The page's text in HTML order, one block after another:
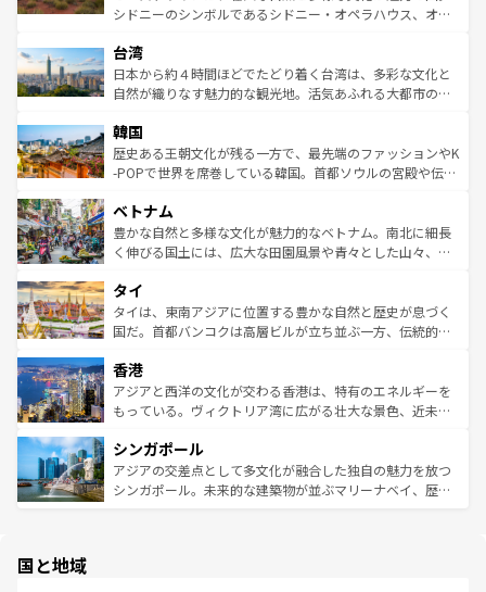
るだろう。車でのロードトリップや列車の旅も、アメリカ
情報は
文化や歴史が息づいている。「アロハスピリット」と呼ば
人々、おいしいローカルフードやハワイアンミュージッ
ク、伝統的なフラダンスなど、すべてがハワイの魅力を彩
っている。訪れるたびに新しい発見と感動が待っているハ
はコンテンツ一覧
シドニーのシンボルであるシドニー・オペラハウス、オー
リアリーフや大陸中央部にそびえるウルル（エアーズロッ
ク）、タスマニアの美しい原生林やケアンズの熱帯雨林な
ど、見どころがたくさん。また、カフェやワイン、オージ
いる。アクティビティも充実しており、サーフィンやダイ
ビング、ハイキングなど、アウトドア好きにはたまらな
い。オーストラリアの多彩な魅力を存分に味わいつくそ
参照してほしい。
台湾
日本から約４時間ほどでたどり着く台湾は、多彩な文化と
自然が織りなす魅力的な観光地。活気あふれる大都市の台
ン）、静ひつな山岳地帯である台湾東部など、都市の喧騒
と山間の静けさが共存しており、訪れる人に新しい発見と
驚きをもたらしてくれる。また、奥深い台湾の食文化も魅
容にもいいと評判のスイーツなど、バラエティ豊かな料理
が味わえる。 なお、新着の台湾情報は コンテンツ一覧を参
照してほしい。
韓国
歴史ある王朝文化が残る一方で、最先端のファッションやK
-POPで世界を席巻している韓国。首都ソウルの宮殿や伝統
き、地方に足を延ばせば四季折々の自然美を楽しむことが
できる。そして、キムチや焼肉、絶品のストリートフード
まで、さまざまな韓国料理が待っている。夜には、韓国な
リティに包まれながら、韓国の多彩な魅力を心ゆくまで味
わってみてほしい。 なお、新着の韓国情報はコンテンツ一
覧を参照してほしい。
ベトナム
豊かな自然と多様な文化が魅力的なベトナム。南北に細長
く伸びる国土には、広大な田園風景や青々とした山々、世
急速な発展と共に伝統が息づく。ハノイの古い町並みやホ
ーチミン市のフランス統治時代の建物も、独特の雰囲気を
醸し出している。また、バラエティの豊かさとおいしさで
とつ。フォーやバインミー、ベトナムコーヒーなどは、ぜ
ひ現地で味わいたい。どの地域を訪れてもあたたかい人々
が旅行者を迎えてくれるので、きっと忘れられない旅にな
参照してほしい。
タイ
タイは、東南アジアに位置する豊かな自然と歴史が息づく
国だ。首都バンコクは高層ビルが立ち並ぶ一方、伝統的な
の活気が交差している。北部ではチェンマイなどの山岳地
帯で自然と触れ合い、南部ではプーケットやクラビの美し
いビーチでリゾート気分を楽しむことができる。タイ料理
激する。気候は一年中温暖で、どの季節にも異なる楽しみ
が待っている。親しみやすいタイの人々、仏教を中心とし
た文化、そして多様な観光資源が、訪れる旅人を魅了し続
香港
アジアと西洋の文化が交わる香港は、特有のエネルギーを
もっている。ヴィクトリア湾に広がる壮大な景色、近未来
み、どこを訪れても感動するはず。観光スポットが密集し
ており、効率よく見どころを回れるのも魅力。息をのむよ
うな絶景から文化的な体験まで、香港を存分に楽しみ尽く
シンガポール
アジアの交差点として多文化が融合した独自の魅力を放つ
シンガポール。未来的な建築物が並ぶマリーナベイ、歴史
国と地域